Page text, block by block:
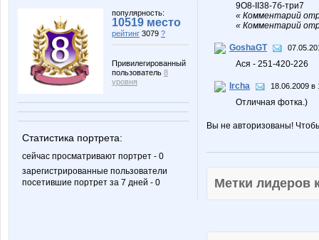
популярность:
10519 место
рейтинг 3079 ?
Привилегированный
пользователь 8
уровня
Статистика портрета:
сейчас просматривают портрет - 0
зарегистрированные пользователи
посетившие портрет за 7 дней - 0
9O8-II38-7б-три7
« Комментарий
« Комментарий
GoshaGT
Ася - 251-420-226
Ircha 18.06.2009 в
Отличная фотка.)
Вы не авторизованы!
Метки